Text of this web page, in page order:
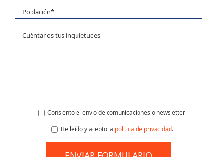
Consiento el envío de comunicaciones o newsletter.
He leído y acepto la política de privacidad.